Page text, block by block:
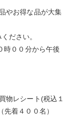
やお得な品が大集
ださい。
時００分から午後
物レシート(税込１
着４００名）